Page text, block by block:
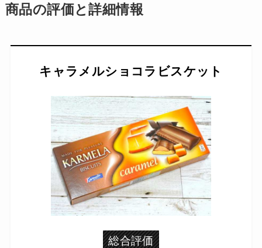
商品の評価と詳細情報
キャラメルショコラビスケット
総合評価